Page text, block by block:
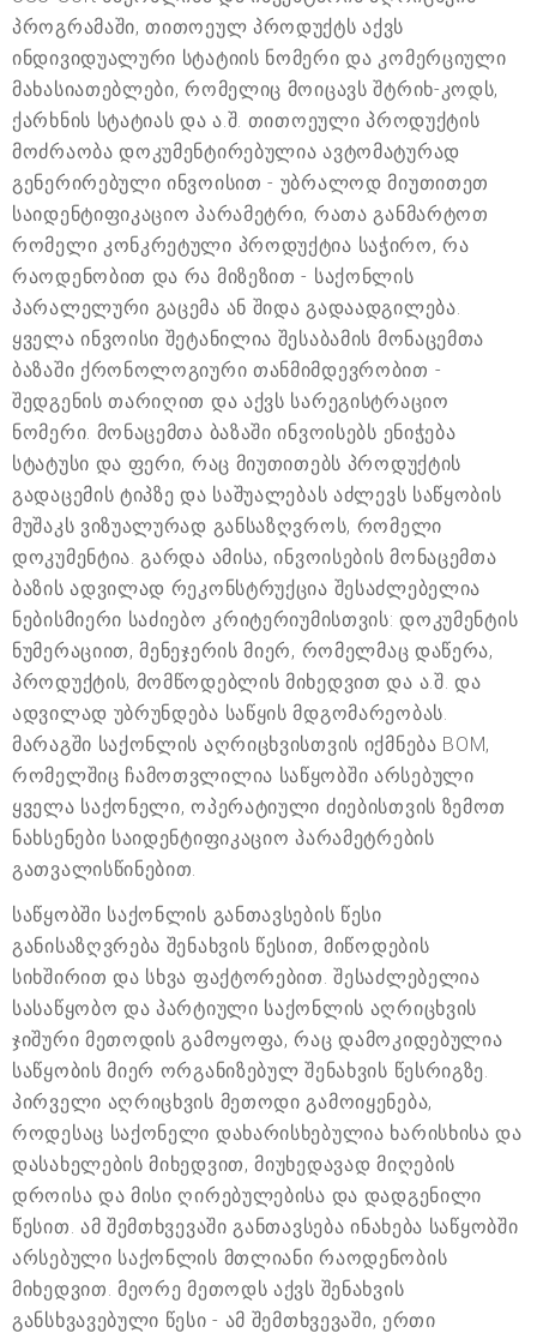
პროგრამაში, თითოეულ პროდუქტს აქვს
ინდივიდუალური სტატიის ნომერი და კომერციული
მახასიათებლები, რომელიც მოიცავს შტრიხ-კოდს,
ქარხნის სტატიას და ა.შ. თითოეული პროდუქტის
მოძრაობა დოკუმენტირებულია ავტომატურად
გენერირებული ინვოისით - უბრალოდ მიუთითეთ
საიდენტიფიკაციო პარამეტრი, რათა განმარტოთ
რომელი კონკრეტული პროდუქტია საჭირო, რა
რაოდენობით და რა მიზეზით - საქონლის
პარალელური გაცემა ან შიდა გადაადგილება.
ყველა ინვოისი შეტანილია შესაბამის მონაცემთა
ბაზაში ქრონოლოგიური თანმიმდევრობით -
შედგენის თარიღით და აქვს სარეგისტრაციო
ნომერი. მონაცემთა ბაზაში ინვოისებს ენიჭება
სტატუსი და ფერი, რაც მიუთითებს პროდუქტის
გადაცემის ტიპზე და საშუალებას აძლევს საწყობის
მუშაკს ვიზუალურად განსაზღვროს, რომელი
დოკუმენტია. გარდა ამისა, ინვოისების მონაცემთა
ბაზის ადვილად რეკონსტრუქცია შესაძლებელია
ნებისმიერი საძიებო კრიტერიუმისთვის: დოკუმენტის
ნუმერაციით, მენეჯერის მიერ, რომელმაც დაწერა,
პროდუქტის, მომწოდებლის მიხედვით და ა.შ. და
ადვილად უბრუნდება საწყის მდგომარეობას.
მარაგში საქონლის აღრიცხვისთვის იქმნება BOM,
რომელშიც ჩამოთვლილია საწყობში არსებული
ყველა საქონელი, ოპერატიული ძიებისთვის ზემოთ
ნახსენები საიდენტიფიკაციო პარამეტრების
გათვალისწინებით.
საწყობში საქონლის განთავსების წესი
განისაზღვრება შენახვის წესით, მიწოდების
სიხშირით და სხვა ფაქტორებით. შესაძლებელია
სასაწყობო და პარტიული საქონლის აღრიცხვის
ჯიშური მეთოდის გამოყოფა, რაც დამოკიდებულია
საწყობის მიერ ორგანიზებულ შენახვის წესრიგზე.
პირველი აღრიცხვის მეთოდი გამოიყენება,
როდესაც საქონელი დახარისხებულია ხარისხისა და
დასახელების მიხედვით, მიუხედავად მიღების
დროისა და მისი ღირებულებისა და დადგენილი
წესით. ამ შემთხვევაში განთავსება ინახება საწყობში
არსებული საქონლის მთლიანი რაოდენობის
მიხედვით. მეორე მეთოდს აქვს შენახვის
განსხვავებული წესი - ამ შემთხვევაში, ერთი